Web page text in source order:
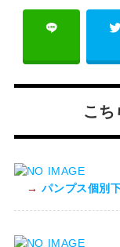
こち
→ パンプス個別